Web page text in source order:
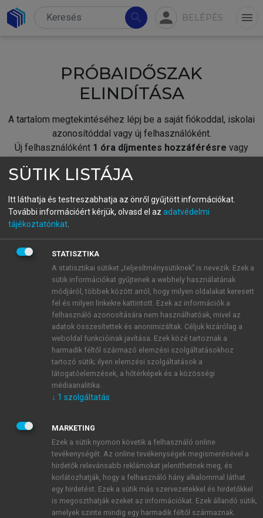
search person BELÉPÉS menu
PRÓBAIDŐSZAK
ELINDÍTÁSA
A tartalom megtekintéséhez lépj be a saját fiókoddal, iskolai
azonosítóddal vagy új felhasználóként.
Új felhasználóként 1 óra díjmentes hozzáférésre vagy
fiókoddal,vagy hozz létre új fiókot.
A regisztráció után apróbaidőszakautomatikusan
BELÉPÉS SAJÁT FIÓKKAL
ÚJ FIÓK LÉTREHOZÁSA
1 óra díjmentes hozzáférés
E-MAIL-CÍM
JELSZÓ
JELSZÓ ÚJRA
Kérek értesítést a MeRSZ újdonságairól, akcióiról.
SÜTIK LISTÁJA
Itt láthatja és testreszabhatja az önről gyűjtött információkat.
További információért kérjük, olvasd el az adatvédelmi
tájékoztatónkat
STATISZTIKA
A statisztikai sütiket „teljesítménysütiknek” is nevezik. Ezek a
sütik információkat gyűjtenek a webhely használatának
módjáról, többek között arról, hogy milyen oldalakat keresett
fel és milyen linkekre kattintott. Ezek az információk a
felhasználó azonosítására nem használhatóak, mivel az
adatok összesítettek és anonimizáltak. Céljuk kizárólag a
weboldal funkcióinak javítása. Ezek közé tartoznak a
harmadik féltől származó elemzési szolgáltatásokhoz
tartozó sütik; ilyen elemzési szolgáltatások a
látogatóelemzések, a hőtérképek és a közösségi
médiaanalitika.
↓ 1 szolgáltatás
MARKETING
Ezek a sütik nyomon követik a felhasználó online
tevékenységét. Az online tevékenységek megismerésével a
hirdetők relevánsabb reklámokat jeleníthetnek meg, és
korlátozhatják, hogy a felhasználó hány alkalommal láthat
egy hirdetést. Ezek a sütik más szervezetekkel és hirdetőkkel
is megoszthatják ezeket az információkat. Ezek állandó sütik,
amelyek szinte mindig egy harmadik féltől származnak.